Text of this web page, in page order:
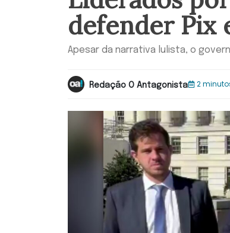
defender Pix
Apesar da narrativa lulista, o
Redação O Antagonista 2